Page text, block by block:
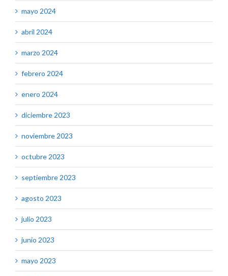
mayo 2024
abril 2024
marzo 2024
febrero 2024
enero 2024
diciembre 2023
noviembre 2023
octubre 2023
septiembre 2023
agosto 2023
julio 2023
junio 2023
mayo 2023